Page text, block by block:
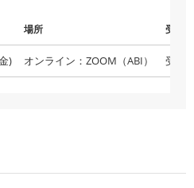
場所 受付
) オンライン：ZOOM（ABI） 受付